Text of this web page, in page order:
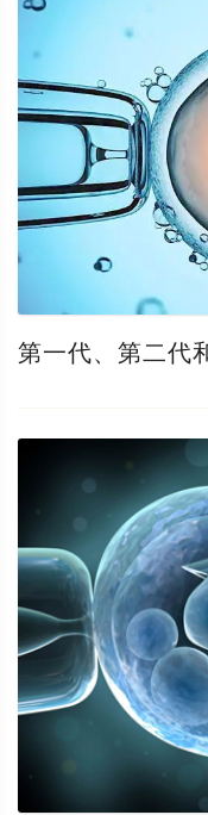
第一代、第二代